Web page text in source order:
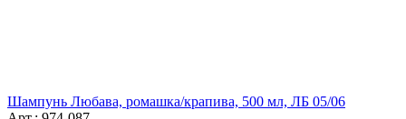
Шампунь Любава, ромашка/крапива, 500 мл, ЛБ 05/06